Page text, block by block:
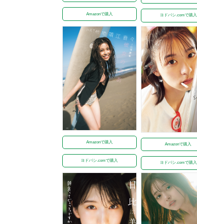
Amazonで購入 ヨドバシ.comで購入
Amazonで購入
ヨドバシ.comで購入
Amazonで購入
ヨドバシ.comで購入